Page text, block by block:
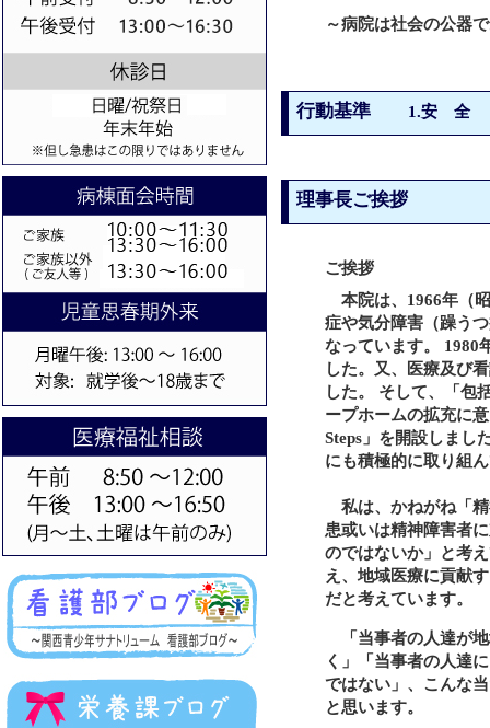
～病院は社会の公器
行動基準 1.安
理事長ご挨拶
ご挨拶
本院は、1966年（
症や気分障害（躁う
なっています。 1980
した。又、医療及び
した。 そして、「包
ープホームの拡充に
Steps」を開設しまし
にも積極的に取り組
私は、かねがね「精
患或いは精神障害者
のではないか」と考
え、地域医療に貢献
だと考えています。
「当事者の人達が
く」「当事者の人達
ではない」、こんな
と思います。